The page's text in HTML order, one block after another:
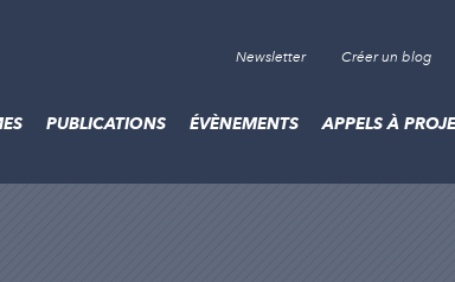
Newsletter Créer un blog
PUBLICATIONS ÉVÈNEMENTS APPELS À